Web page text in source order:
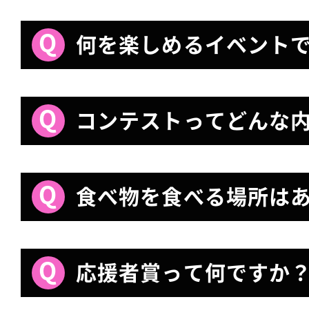
何を楽しめるイベント
コンテストってどんな
食べ物を食べる場所は
応援者賞って何ですか